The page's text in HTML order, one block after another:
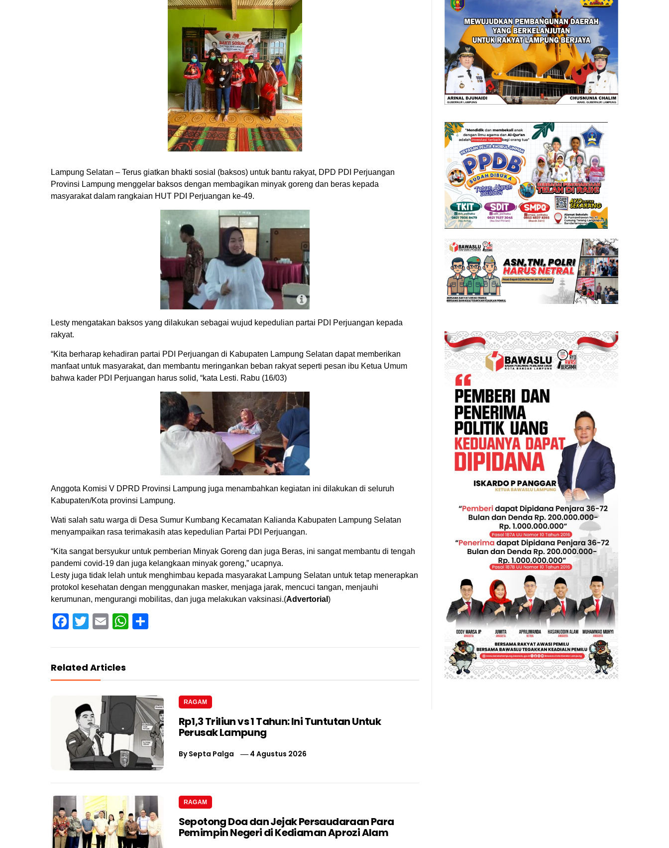
Lampung Selatan – Terus giatkan bhakti sosial (baksos) untuk bantu rakyat, DPD PDI Perjuangan
Provinsi Lampung menggelar baksos dengan membagikan minyak goreng dan beras kepada
masyarakat dalam rangkaian HUT PDI Perjuangan ke-49.
Lesty mengatakan baksos yang dilakukan sebagai wujud kepedulian partai PDI Perjuangan kepada
rakyat.
“Kita berharap kehadiran partai PDI Perjuangan di Kabupaten Lampung Selatan dapat memberikan
manfaat untuk masyarakat, dan membantu meringankan beban rakyat seperti pesan ibu Ketua Umum
bahwa kader PDI Perjuangan harus solid, “kata Lesti. Rabu (16/03)
Anggota Komisi V DPRD Provinsi Lampung juga menambahkan kegiatan ini dilakukan di seluruh
Kabupaten/Kota provinsi Lampung.
Wati salah satu warga di Desa Sumur Kumbang Kecamatan Kalianda Kabupaten Lampung Selatan
menyampaikan rasa terimakasih atas kepedulian Partai PDI Perjuangan.
“Kita sangat bersyukur untuk pemberian Minyak Goreng dan juga Beras, ini sangat membantu di tengah
pandemi covid-19 dan juga kelangkaan minyak goreng,” ucapnya.
Lesty juga tidak lelah untuk menghimbau kepada masyarakat Lampung Selatan untuk tetap menerapkan
protokol kesehatan dengan menggunakan masker, menjaga jarak, mencuci tangan, menjauhi
kerumunan, mengurangi mobilitas, dan juga melakukan vaksinasi.(Advertorial )
Facebook
TwitterEmailWhatsApp
Related Articles
RAGAM
Rp1,3 Triliun vs 1 Tahun: Ini Tuntutan Untuk
Perusak Lampung
BySepta Palga 4 Agustus 2026
RAGAM
Sepotong Doa dan Jejak Persaudaraan Para
Pemimpin Negeri di Kediaman Aprozi Alam